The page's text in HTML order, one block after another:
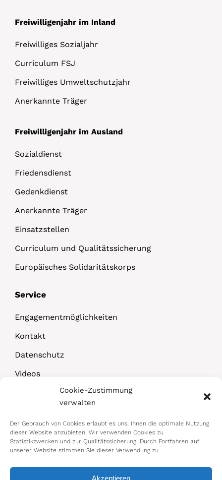
Cookie-Zustimmung
verwalten
Der Gebrauch von Cookies erlaubt es uns, Ihnen die optimale Nutzung
dieser Website anzubieten. Wir verwenden Cookies zu
Statistikzwecken und zur Qualitätssicherung. Durch Fortfahren auf
unserer Website stimmen Sie dieser Verwendung zu.
Akzeptieren
Freiwilligenjahr im Inland
Freiwilliges Sozialjahr
Curriculum FSJ
Freiwilliges Umweltschutzjahr
Anerkannte Träger
Freiwilligenjahr im Ausland
Sozialdienst
Friedensdienst
Gedenkdienst
Anerkannte Träger
Einsatzstellen
Curriculum und Qualitätssicherung
Europäisches Solidaritätskorps
Service
Engagementmöglichkeiten
Kontakt
Datenschutz
Videos